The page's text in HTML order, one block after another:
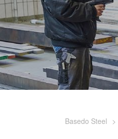
Basedo Steel